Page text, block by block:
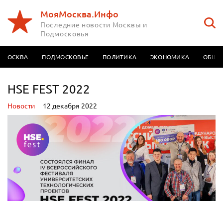
МояМосква.Инфо
Последние новости Москвы и
Подмосковья
МОСКВА ПОДМОСКОВЬЕ ПОЛИТИКА ЭКОНОМИКА
HSE FEST 2022
Новости 12 декабря 2022